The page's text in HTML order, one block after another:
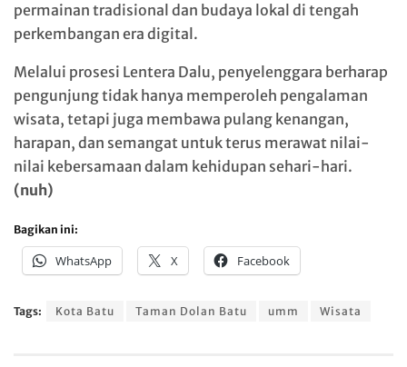
permainan tradisional dan budaya lokal di tengah
perkembangan era digital.
Melalui prosesi Lentera Dalu, penyelenggara berharap
pengunjung tidak hanya memperoleh pengalaman
wisata, tetapi juga membawa pulang kenangan,
harapan, dan semangat untuk terus merawat nilai-
nilai kebersamaan dalam kehidupan sehari-hari.
(nuh)
Bagikan ini:
WhatsApp X Facebook
Tags: Kota Batu Taman Dolan Batu umm Wisata